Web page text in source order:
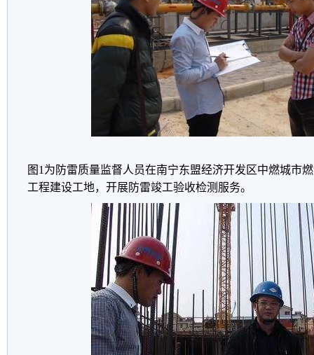
图1为防雷质量监督人员在南宁东盟经济开发区中燃城市
工程建设工地，开展防雷竣工验收检测服务。